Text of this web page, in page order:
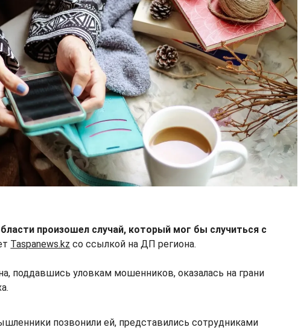
произошел случай, который мог бы случиться с
Taspanews.kz со ссылкой на ДП региона.
поддавшись уловкам мошенников, оказалась на грани
позвонили ей, представились сотрудниками